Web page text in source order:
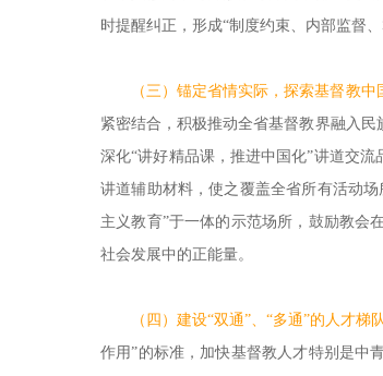
时提醒纠正，形成“制度约束、内部监督
（三）锚定省情实际，探索基督教中
紧密结合，积极推动全省基督教界融入
深化“讲好精品课，推进中国化”讲道交
讲道辅助材料，使之覆盖全省所有活动
主义教育”于一体的示范场所，鼓励教会
社会发展中的正能量。
（四）建设“双通”、“多通”的人才梯
作用”的标准，加快基督教人才特别是中